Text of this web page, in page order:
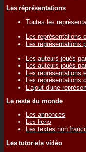
Les réprésentations
Toutes les
Les représentations
Les représentations
Les auteurs joués
Les auteurs joués
Les représentations
Les représentations
L'ajout d'une
Le reste du monde
Les annonces
Les liens
Les textes non
Les tutoriels vidéo